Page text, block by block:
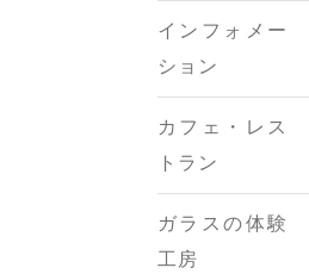
インフォメー
ション
カフェ・レス
トラン
ガラスの体験
工房